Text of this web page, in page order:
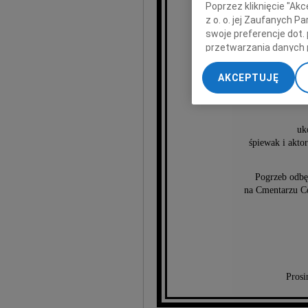
śpiewak i
Pogrzeb
na Cmentarzu
Poprzez kliknięcie
z o. o. jej Zaufanych
swoje preferencje dot.
przetwarzania danych
„Ustawienia
My, nasi Zaufani
dokładnych danych
Przechowywanie
treści, badnie
AKCEPTUJĘ